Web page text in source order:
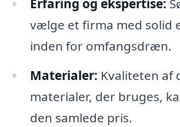
Erfaring og ekspertise:
vælge et firma med solid
inden for omfangsdræn.
Materialer: Kvaliteten af
materialer, der bruges,
den samlede pris.